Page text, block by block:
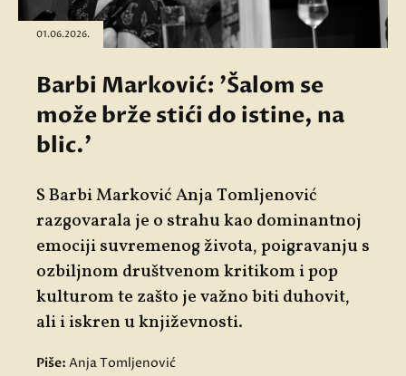
01.06.2026.
Barbi Marković: 'Šalom se
može brže stići do istine, na
blic.'
S Barbi Marković Anja Tomljenović
razgovarala je o strahu kao dominantnoj
emociji suvremenog života, poigravanju s
ozbiljnom društvenom kritikom i pop
kulturom te zašto je važno biti duhovit,
ali i iskren u književnosti.
Piše: Anja Tomljenović